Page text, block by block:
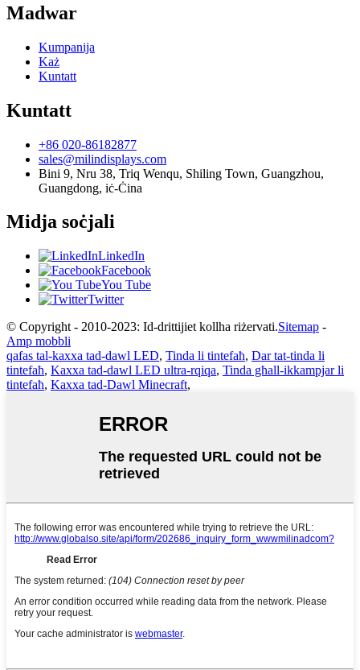
Madwar
Kumpanija
Każ
Kuntatt
Kuntatt
+86 020-86182877
sales@milindisplays.com
Bini 9, Nru 38, Triq Wenqu, Shiling Town, Guangzhou,
Guangdong, iċ-Ċina
Midja soċjali
LinkedIn
Facebook
You Tube
Twitter
© Copyright - 2010-2023: Id-drittijiet kollha riżervati.Sitemap -
Amp mobbli
qafas tal-kaxxa tad-dawl LED, Tinda li tintefaħ, Dar tat-tinda li
tintefaħ, Kaxxa tad-dawl LED ultra-rqiqa, Tinda għall-ikkampjar li
tintefaħ, Kaxxa tad-Dawl Minecraft,